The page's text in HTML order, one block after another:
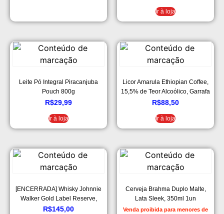
Ir à loja
Leite Pó Integral Piracanjuba
Pouch 800g
R$29,99
Ir à loja
Licor Amarula Ethiopian Coffee,
15,5% de Teor Alcoólico, Garrafa
750ml
R$88,50
Ir à loja
[ENCERRADA] Whisky Johnnie
Walker Gold Label Reserve,
750ml
R$145,00
Cerveja Brahma Duplo Malte,
Lata Sleek, 350ml 1un
Venda proibida para menores de